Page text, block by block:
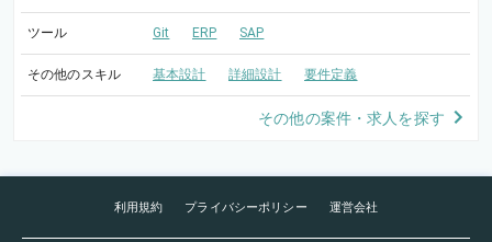
ツール Git ERP SAP
その他のスキル 基本設計 詳細設計 要件定義
その他の案件・求人を探す
利用規約 プライバシーポリシー 運営会社